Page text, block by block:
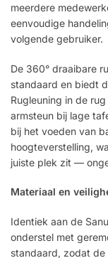
meerdere
eenvoudige
volgende gebruiker.
De 360° draaibare
standaard en biedt
Rugleuning in de
armsteun bij lage
bij het voeden van
hoogteverstelling,
juiste plek zit —
Materiaal en
Identiek aan de
onderstel met
standaard, zodat